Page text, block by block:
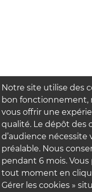
Notre site utilise des
bon fonctionnement,
vous offrir une
qualité. Le dépôt des
d’audience
préalable. Nous
pendant 6 mois. Vous
tout moment en
Gérer les cookies »